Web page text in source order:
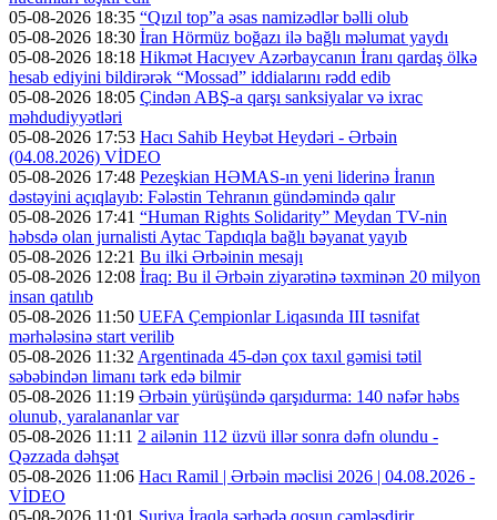
05-08-2026 18:35 “Qızıl top”a əsas namizədlər bəlli olub
05-08-2026 18:30 İran Hörmüz boğazı ilə bağlı məlumat yaydı
05-08-2026 18:18 Hikmət Hacıyev Azərbaycanın İranı qardaş ölkə
hesab ediyini bildirərək “Mossad” iddialarını rədd edib
05-08-2026 18:05 Çindən ABŞ-a qarşı sanksiyalar və ixrac
məhdudiyyətləri
05-08-2026 17:53 Hacı Sahib Heybət Heydəri - Ərbəin
(04.08.2026) VİDEO
05-08-2026 17:48 Pezeşkian HƏMAS-ın yeni liderinə İranın
dəstəyini açıqlayıb: Fələstin Tehranın gündəmində qalır
05-08-2026 17:41 “Human Rights Solidarity” Meydan TV-nin
həbsdə olan jurnalisti Aytac Tapdıqla bağlı bəyanat yayıb
05-08-2026 12:21 Bu ilki Ərbəinin mesajı
05-08-2026 12:08 İraq: Bu il Ərbəin ziyarətinə təxminən 20 milyon
insan qatılıb
05-08-2026 11:50 UEFA Çempionlar Liqasında III təsnifat
mərhələsinə start verilib
05-08-2026 11:32 Argentinada 45-dən çox taxıl gəmisi tətil
səbəbindən limanı tərk edə bilmir
05-08-2026 11:19 Ərbəin yürüşündə qarşıdurma: 140 nəfər həbs
olunub, yaralananlar var
05-08-2026 11:11 2 ailənin 112 üzvü illər sonra dəfn olundu -
Qəzzada dəhşət
05-08-2026 11:06 Hacı Ramil | Ərbəin məclisi 2026 | 04.08.2026 -
VİDEO